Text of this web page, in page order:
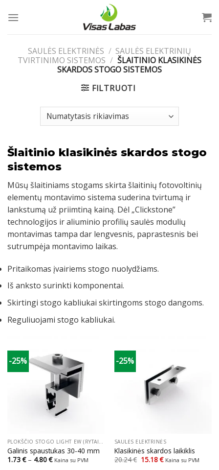
SAULĖS ELEKTRINĖS / SAULĖS ELEKTRINIŲ
TVIRTINIMO SISTEMOS / ŠLAITINIO KLASIKINĖS
SKARDOS STOGO SISTEMOS
FILTRUOTI
Šlaitinio klasikinės skardos stogo
sistemos
Mūsų šlaitiniams stogams skirta šlaitinių fotovoltinių
elementų montavimo sistema suderina tvirtumą ir
lankstumą už priimtiną kainą. Dėl „Clickstone”
technologijos ir aliuminio profilių saulės modulių
montavimas tampa dar lengvesnis, paprastesnis bei
sutrumpėja montavimo laikas.
Pritaikomas įvairiems stogo nuolydžiams.
Iš anksto surinkti komponentai.
Skirtingi stogo kabliukai skirtingoms stogo dangoms.
Reguliuojami stogo kabliukai.
-25%
PLOKŠČIO STOGO LIGHT EW (RYTAI VAKARAI) STOGO SISTEMOS
Galinis spaustukas 30-40 mm
1.73€ – 4.80€Price
range:
Kaina su PVM
-25%
SAULĖS ELEKTRINĖS
Klasikinės skardos laikiklis
20.24€ Original
price
15.18€Current
price
Kaina su PVM